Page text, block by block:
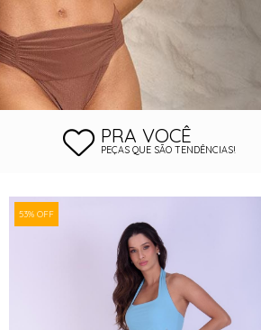
PRA VOCÊ
PEÇAS QUE SÃO TENDÊNCIAS!
53% OFF